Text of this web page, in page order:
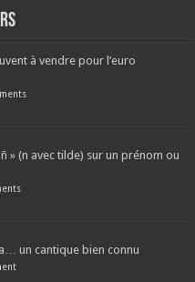
à vendre pour l’euro
» (n avec tilde) sur un prénom ou
un cantique bien connu